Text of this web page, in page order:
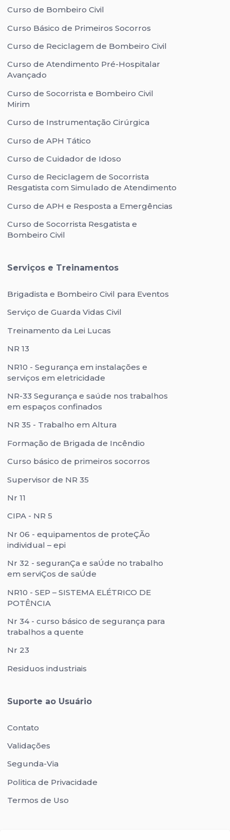
Curso de Bombeiro Civil
Curso Básico de Primeiros Socorros
Curso de Reciclagem de Bombeiro Civil
Curso de Atendimento Pré-Hospitalar
Avançado
Curso de Socorrista e Bombeiro Civil
Mirim
Curso de Instrumentação Cirúrgica
Curso de APH Tático
Curso de Cuidador de Idoso
Curso de Reciclagem de Socorrista
Resgatista com Simulado de Atendimento
Curso de APH e Resposta a Emergências
Curso de Socorrista Resgatista e
Bombeiro Civil
Serviços e Treinamentos
Brigadista e Bombeiro Civil para Eventos
Serviço de Guarda Vidas Civil
Treinamento da Lei Lucas
NR 13
NR10 - Segurança em instalações e
serviços em eletricidade
NR-33 Segurança e saúde nos trabalhos
em espaços confinados
NR 35 - Trabalho em Altura
Formação de Brigada de Incêndio
Curso básico de primeiros socorros
Supervisor de NR 35
Nr 11
CIPA - NR 5
Nr 06 - equipamentos de proteÇÃo
individual – epi
Nr 32 - seguranÇa e saÚde no trabalho
em serviÇos de saÚde
NR10 - SEP – SISTEMA ELÉTRICO DE
POTÊNCIA
Nr 34 - curso básico de segurança para
trabalhos a quente
Nr 23
Residuos industriais
Suporte ao Usuário
Contato
Validações
Segunda-Via
Politica de Privacidade
Termos de Uso